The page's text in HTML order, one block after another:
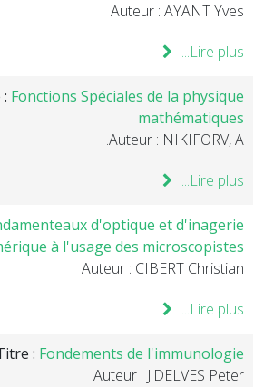
Auteur : AYANT Yves
Lire plus...
Fonctions Spéciales de la physique
mathématiques
Auteur : NIKIFORV, A.
Lire plus...
d'optique et d'inagerie
à l'usage des microscopistes
Auteur : CIBERT Christian
Lire plus...
: Fondements de l'immunologie
Auteur : J.DELVES Peter